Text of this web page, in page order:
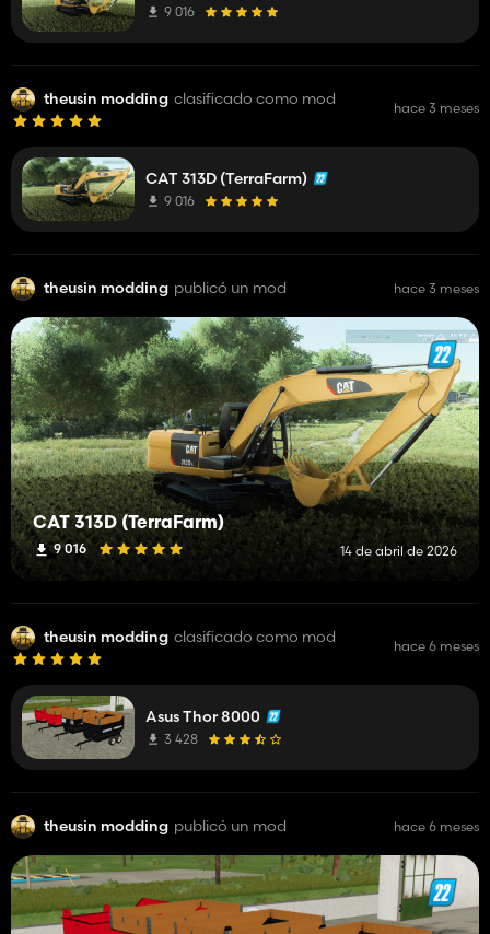
9 016
theusin modding clasificado como mod hace 3 meses
CAT 313D (TerraFarm)
9 016
theusin modding publicó un mod hace 3 meses
CAT 313D (TerraFarm)
9 016 14 de abril de 2026
theusin modding clasificado como mod hace 6 meses
Asus Thor 8000
3 428
theusin modding publicó un mod hace 6 meses